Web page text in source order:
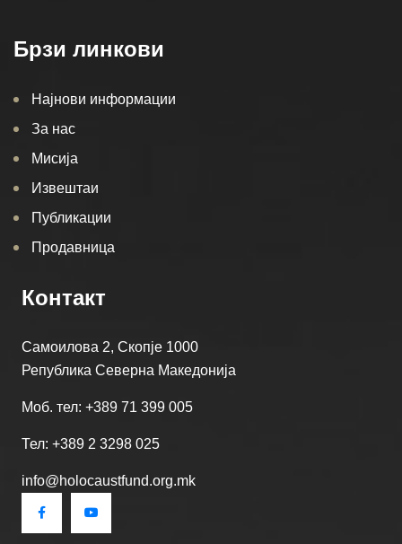
Брзи линкови
Најнови информации
За нас
Мисија
Извештаи
Публикации
Продавница
Контакт
Самоилова 2, Скопје 1000
Република Северна Македонија
Моб. тел: +389 71 399 005
Тел: +389 2 3298 025
info@holocaustfund.org.mk